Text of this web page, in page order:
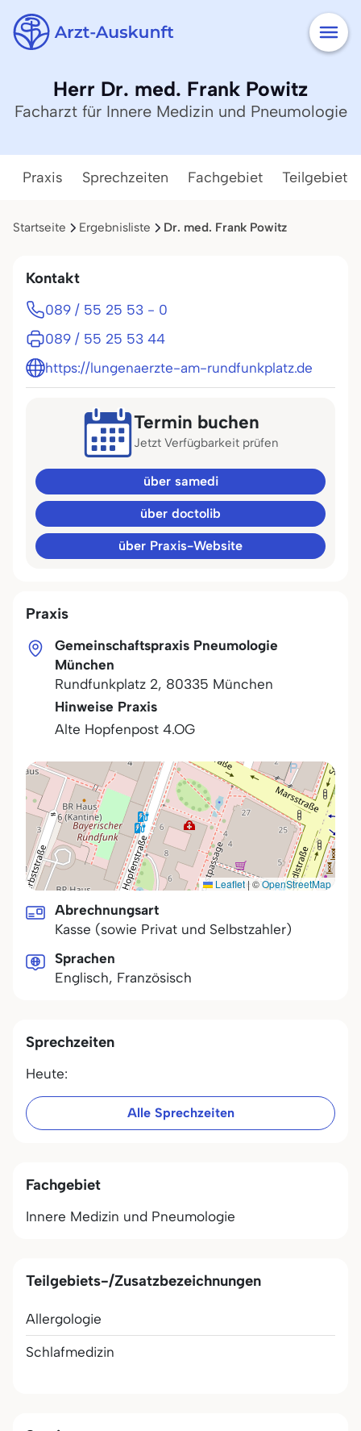
Herr Dr. med. Frank Powitz
Facharzt für Innere Medizin und Pneumologie
Praxis Sprechzeiten Fachgebiet Teilgebiete
Startseite Ergebnisliste Dr. med. Frank Powitz
Praxis
Gemeinschaftspraxis Pneumologie
München
Rundfunkplatz 2, 80335 München
Hinweise Praxis
Alte Hopfenpost 4.OG
Leaflet|©OpenStreetMap
Abrechnungsart
Kasse (sowie Privat und Selbstzahler)
Sprachen
Englisch, Französisch
Sprechzeiten
Heute:
Alle Sprechzeiten
Fachgebiet
Innere Medizin und Pneumologie
Teilgebiets-/Zusatzbezeichnungen
Allergologie
Schlafmedizin
Kontakt
089 / 55 25 53 - 0
089 / 55 25 53 44
https://lungenaerzte-am-rundfunkplatz.de
Termin buchen
Jetzt Verfügbarkeit prüfen
über samedi
über doctolib
über Praxis-Website